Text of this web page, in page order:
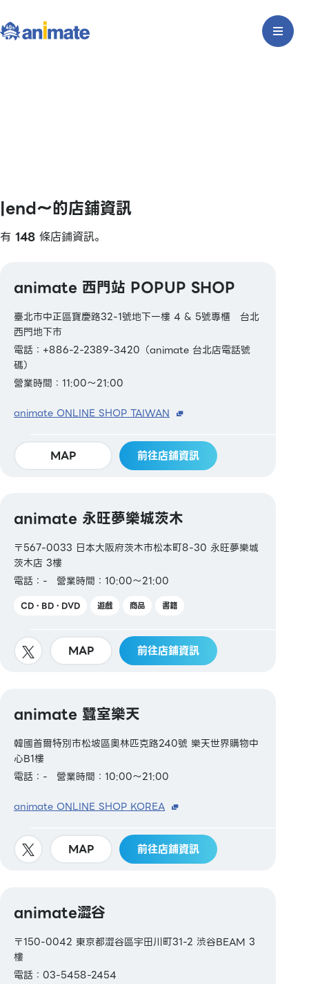
|end〜的店鋪資訊
有 148 條店鋪資訊。
animate 西門站 POPUP SHOP
臺北市中正區寶慶路32-1號地下一樓 4 & 5號專櫃 台北
西門地下市
電話：+886-2-2389-3420（animate 台北店電話號
碼）
營業時間：11:00～21:00
animate ONLINE SHOP TAIWAN
MAP 前往店鋪資訊
animate 永旺夢樂城茨木
〒567-0033 日本大阪府茨木市松本町8-30 永旺夢樂城
茨木店 3樓
電話：-
營業時間：10:00～21:00
CD・BD・DVD 遊戲 商品 書籍
MAP 前往店鋪資訊
animate 蠶室樂天
韓國首爾特別市松坡區奧林匹克路240號 樂天世界購物中
心B1樓
電話：-
營業時間：10:00～21:00
animate ONLINE SHOP KOREA
MAP 前往店鋪資訊
animate澀谷
〒150-0042 東京都澀谷區宇田川町31-2 渋谷BEAM 3
樓
電話：03-5458-2454